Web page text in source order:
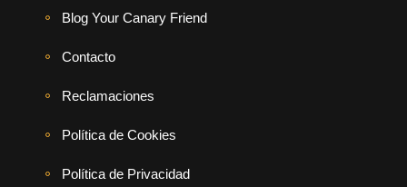
Blog Your Canary Friend
Contacto
Reclamaciones
Política de Cookies
Política de Privacidad